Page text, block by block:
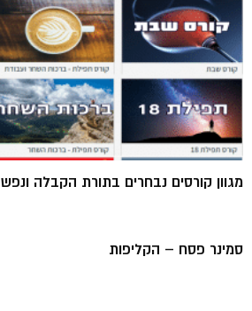
מגוון קורסים נבחרים בתורת הקבלה
סמינר פסח – הקליפות